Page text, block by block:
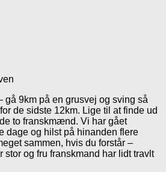
gå 9km på en grusvej og sving så
de sidste 12km. Lige til at finde ud
to franskmænd. Vi har gået
dage og hilst på hinanden flere
sammen, hvis du forstår –
stor og fru franskmand har lidt travlt